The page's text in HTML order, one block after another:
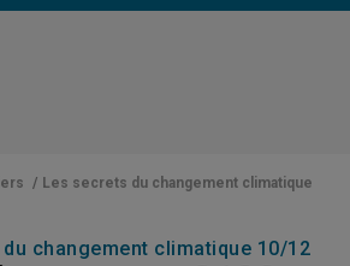
/ Les secrets du changement climatique
changement climatique 10/12